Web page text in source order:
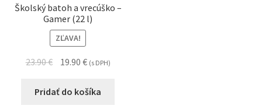
Školský batoh a vrecúško –
Gamer (22 l)
ZĽAVA!
23.90€ 19.90 € (s DPH)
Pridať do košíka